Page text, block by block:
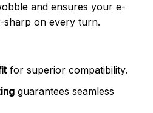
and ensures your e-
sharp on every turn.
for superior compatibility.
guarantees seamless